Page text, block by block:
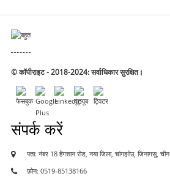
© कॉपीराइट - 2018-2024: सर्वाधिकार सुरक्षित।
संपर्क करें
पता: नंबर 18 हेंगशान रोड, नया जिला, चांगझोउ, जिनागसु, चीन
फ़ोन: 0519-85138166